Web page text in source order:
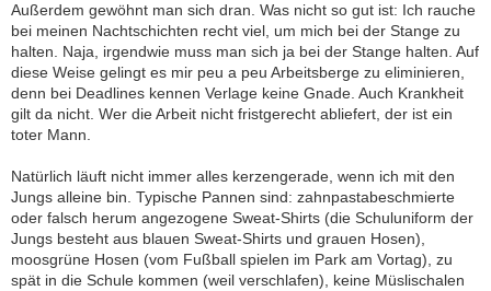
Außerdem gewöhnt man sich dran. Was nicht so gut ist: Ich rauche
bei meinen Nachtschichten recht viel, um mich bei der Stange zu
halten. Naja, irgendwie muss man sich ja bei der Stange halten. Auf
diese Weise gelingt es mir peu a peu Arbeitsberge zu eliminieren,
denn bei Deadlines kennen Verlage keine Gnade. Auch Krankheit
gilt da nicht. Wer die Arbeit nicht fristgerecht abliefert, der ist ein
toter Mann.
Natürlich läuft nicht immer alles kerzengerade, wenn ich mit den
Jungs alleine bin. Typische Pannen sind: zahnpastabeschmierte
oder falsch herum angezogene Sweat-Shirts (die Schuluniform der
Jungs besteht aus blauen Sweat-Shirts und grauen Hosen),
moosgrüne Hosen (vom Fußball spielen im Park am Vortag), zu
spät in die Schule kommen (weil verschlafen), keine Müslischalen